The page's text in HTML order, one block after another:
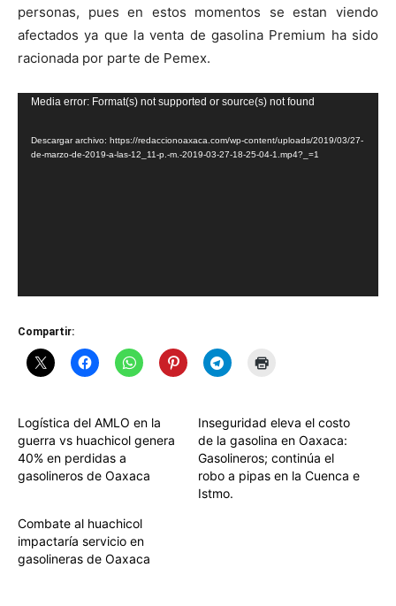
personas, pues en estos momentos se estan viendo
afectados ya que la venta de gasolina Premium ha sido
racionada por parte de Pemex.
Reproductor
vídeo
Media error: Format(s) not supported or source(s) not found
Descargar archivo: https://redaccionoaxaca.com/wp-content/uploads/2019/03/27-
de-marzo-de-2019-a-las-12_11-p.-m.-2019-03-27-18-25-04-1.mp4?_=1
Compartir:
Logística del AMLO en la
guerra vs huachicol genera
40% en perdidas a
gasolineros de Oaxaca
Inseguridad eleva el costo
de la gasolina en Oaxaca:
Gasolineros; continúa el
robo a pipas en la Cuenca e
Istmo.
Combate al huachicol
impactaría servicio en
gasolineras de Oaxaca